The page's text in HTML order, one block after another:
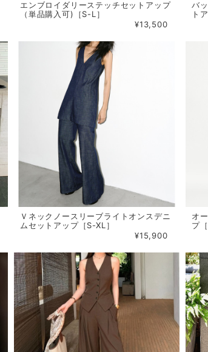
エンブロイダリーステッチセットアップ
（単品購入可)［S-L］
¥13,500
バ
ト
Ｖネックノースリーブライトオンスデニ
ムセットアップ［S-XL］
¥15,900
オ
プ